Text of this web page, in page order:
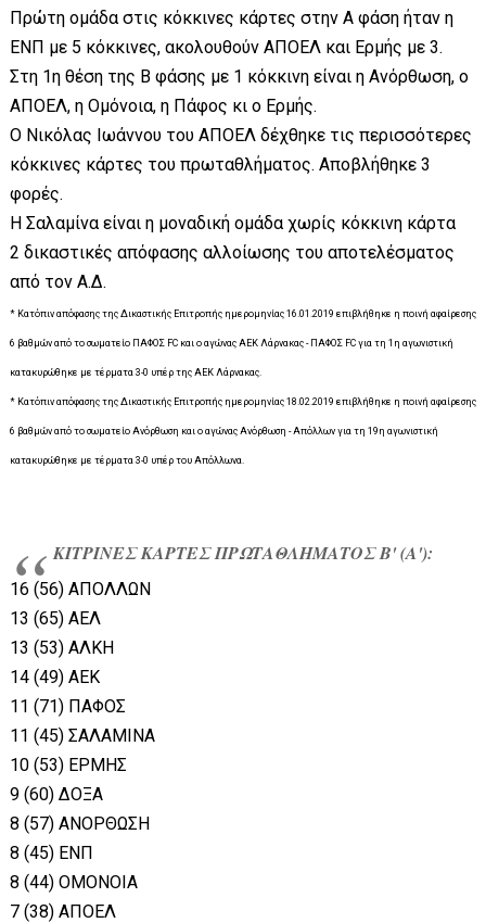
Πρώτη ομάδα στις κόκκινες κάρτες στην Α φάση ήταν η
ΕΝΠ με 5 κόκκινες, ακολουθούν ΑΠΟΕΛ και Ερμής με 3.
Στη 1η θέση της Β φάσης με 1 κόκκινη είναι η Ανόρθωση, ο
ΑΠΟΕΛ, η Ομόνοια, η Πάφος κι ο Ερμής.
Ο Νικόλας Ιωάννου του ΑΠΟΕΛ δέχθηκε τις περισσότερες
κόκκινες κάρτες του πρωταθλήματος. Αποβλήθηκε 3
φορές.
Η Σαλαμίνα είναι η μοναδική ομάδα χωρίς κόκκινη κάρτα
2 δικαστικές απόφασης αλλοίωσης του αποτελέσματος
από τον Α.Δ.
* Κατόπιν απόφασης της Δικαστικής Επιτροπής ημερομηνίας 16.01.2019 επιβλήθηκε η ποινή αφαίρεσης
6 βαθμών από το σωματείο ΠΑΦΟΣ FC και ο αγώνας ΑΕΚ Λάρνακας - ΠΑΦΟΣ FC για τη 1η αγωνιστική
κατακυρώθηκε με τέρματα 3-0 υπέρ της ΑΕΚ Λάρνακας.
* Κατόπιν απόφασης της Δικαστικής Επιτροπής ημερομηνίας 18.02.2019 επιβλήθηκε η ποινή αφαίρεσης
6 βαθμών από το σωματείο Ανόρθωση και ο αγώνας Ανόρθωση - Απόλλων για τη 19η αγωνιστική
κατακυρώθηκε με τέρματα 3-0 υπέρ του Απόλλωνα.
ΚΙΤΡΙΝΕΣ ΚΑΡΤΕΣ ΠΡΩΤΑΘΛΗΜΑΤΟΣ Β' (Α'):
16 (56) ΑΠΟΛΛΩΝ
13 (65) ΑΕΛ
13 (53) ΑΛΚΗ
14 (49) ΑΕΚ
11 (71) ΠΑΦΟΣ
11 (45) ΣΑΛΑΜΙΝΑ
10 (53) ΕΡΜΗΣ
9 (60) ΔΟΞΑ
8 (57) ΑΝΟΡΘΩΣΗ
8 (45) ΕΝΠ
8 (44) ΟΜΟΝΟΙΑ
7 (38) ΑΠΟΕΛ